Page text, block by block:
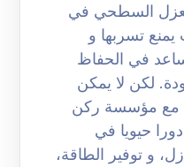
السطحي في
يمنع تسربها و
في الحفاظ
لكن لا يمكن
مع مؤسسة ركن
حيويا في
و توفير الطاقة،